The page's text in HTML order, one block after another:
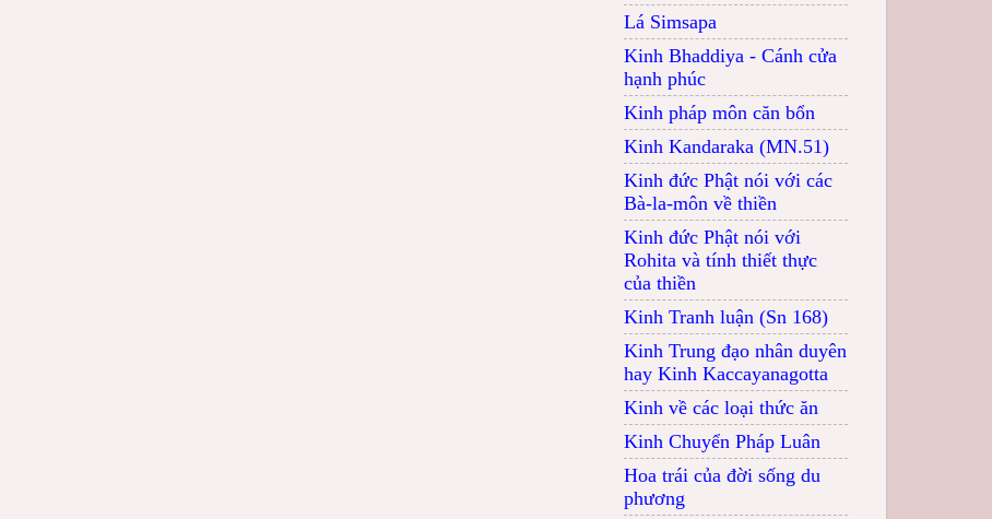
Lá Simsapa
Kinh Bhaddiya - Cánh cửa
hạnh phúc
Kinh pháp môn căn bổn
Kinh Kandaraka (MN.51)
Kinh đức Phật nói với các
Bà-la-môn về thiền
Kinh đức Phật nói với
Rohita và tính thiết thực
của thiền
Kinh Tranh luận (Sn 168)
Kinh Trung đạo nhân duyên
hay Kinh Kaccayanagotta
Kinh về các loại thức ăn
Kinh Chuyển Pháp Luân
Hoa trái của đời sống du
phương